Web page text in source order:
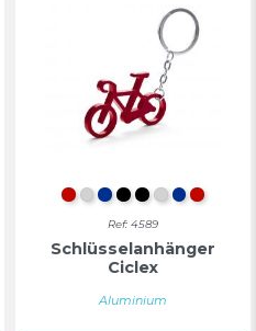
RotSilber
BlauSchwarz
SCHWARZ
SILBER
BLAU
ROT
Ref: 4589
Schlüsselanhänger
Ciclex
Aluminium